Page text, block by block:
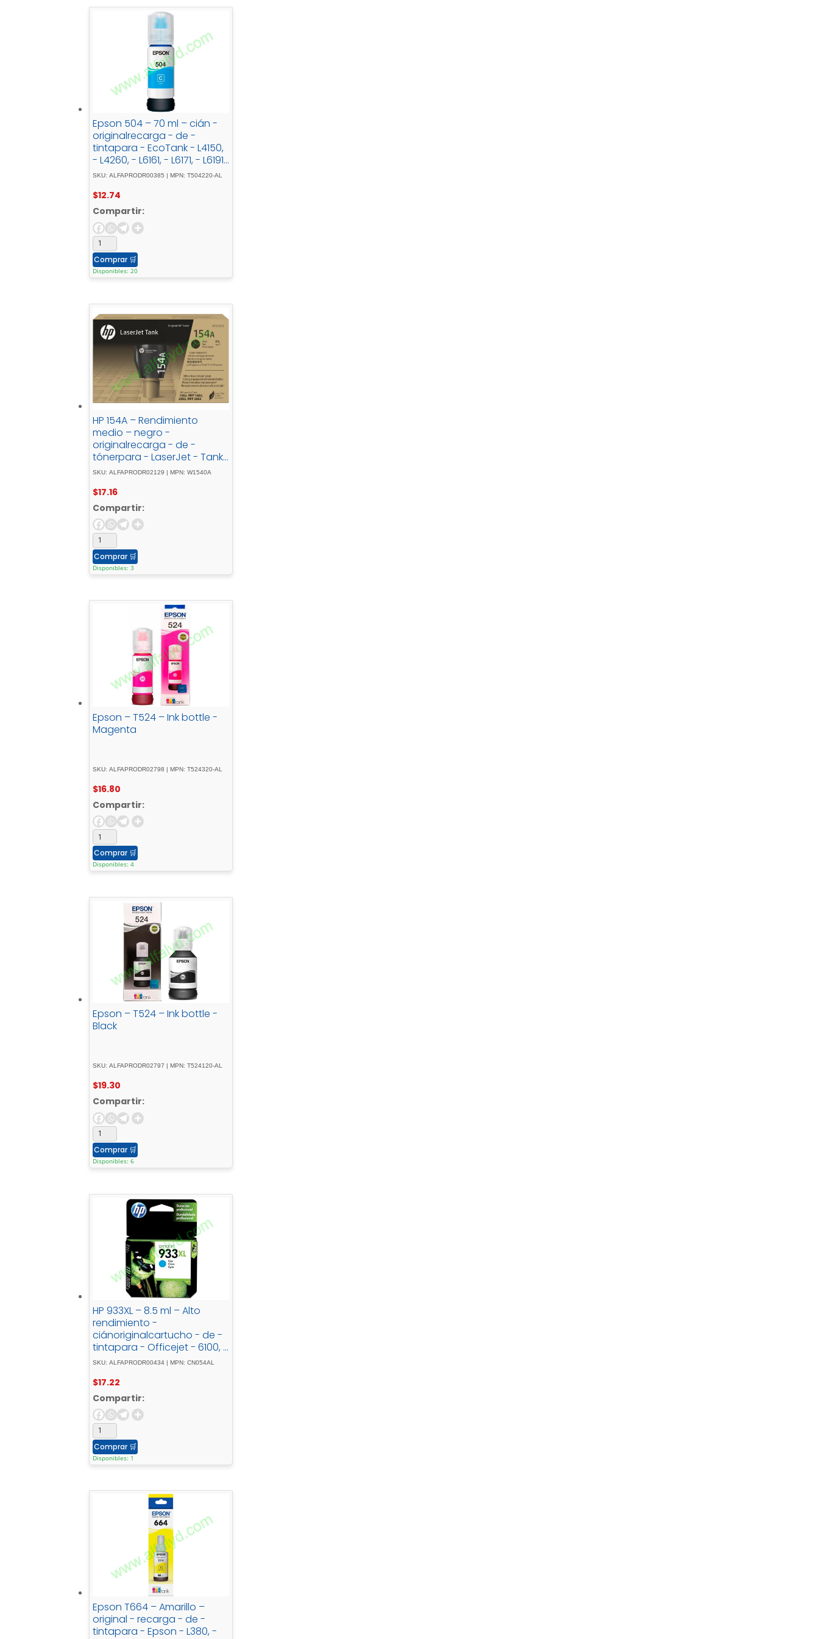
Epson 504 – 70 ml – cián -
originalrecarga - de -
tintapara - EcoTank - L4150,
- L4260, - L6161, - L6171, - L6191,
- L6270
SKU: ALFAPRODR00385 | MPN: T504220-AL
$12.74
Compartir:
Comprar 🛒
Disponibles: 20
HP 154A – Rendimiento
medio – negro -
originalrecarga - de -
tónerpara - LaserJet - Tank
- MFP - 1602w, - MFP - 1604w,
2604sdw, - MFP - 2606dn, -
MFP - 2606sdw
SKU: ALFAPRODR02129 | MPN: W1540A
$17.16
Compartir:
Comprar 🛒
Disponibles: 3
Epson – T524 – Ink bottle -
Magenta
SKU: ALFAPRODR02798 | MPN: T524320-AL
$16.80
Compartir:
Comprar 🛒
Disponibles: 4
Epson – T524 – Ink bottle -
Black
SKU: ALFAPRODR02797 | MPN: T524120-AL
$19.30
Compartir:
Comprar 🛒
Disponibles: 6
HP 933XL – 8.5 ml – Alto
rendimiento -
ciánoriginalcartucho - de -
tintapara - Officejet - 6100, -
6600 - H711a, - 6700, - 7110, -
SKU: ALFAPRODR00434 | MPN: CN054AL
$17.22
Compartir:
Comprar 🛒
Disponibles: 1
Epson T664 – Amarillo –
original - recarga - de -
tintapara - Epson - L380, -